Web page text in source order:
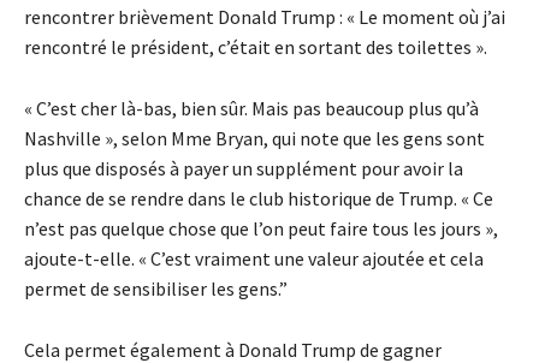
rencontrer brièvement Donald Trump : « Le moment où j’ai
rencontré le président, c’était en sortant des toilettes ».
« C’est cher là-bas, bien sûr. Mais pas beaucoup plus qu’à
Nashville », selon Mme Bryan, qui note que les gens sont
plus que disposés à payer un supplément pour avoir la
chance de se rendre dans le club historique de Trump. « Ce
n’est pas quelque chose que l’on peut faire tous les jours »,
ajoute-t-elle. « C’est vraiment une valeur ajoutée et cela
permet de sensibiliser les gens.”
Cela permet également à Donald Trump de gagner